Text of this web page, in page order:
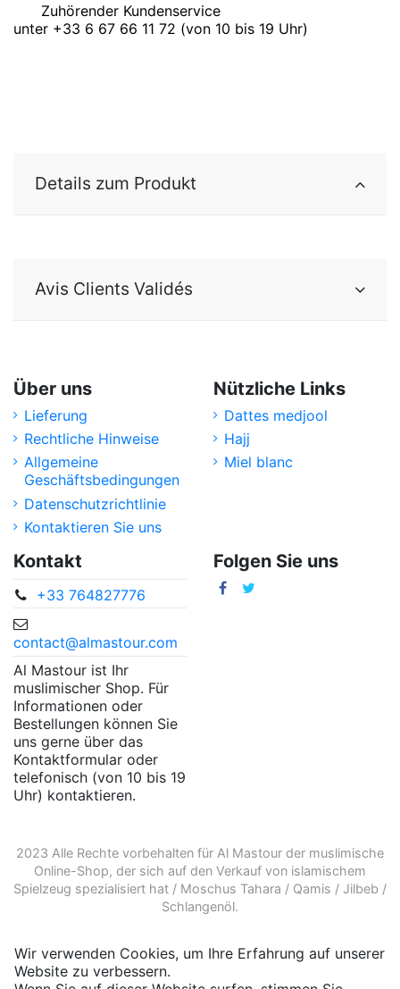
Zuhörender Kundenservice
unter +33 6 67 66 11 72 (von 10 bis 19 Uhr)
Details zum Produkt
Avis Clients Validés
Über uns
Lieferung
Rechtliche Hinweise
Allgemeine
Geschäftsbedingungen
Datenschutzrichtlinie
Kontaktieren Sie uns
Nützliche Links
Dattes medjool
Hajj
Miel blanc
Kontakt
+33 764827776
contact@almastour.com
Al Mastour ist Ihr
muslimischer Shop. Für
Informationen oder
Bestellungen können Sie
uns gerne über das
Kontaktformular oder
telefonisch (von 10 bis 19
Uhr) kontaktieren.
Folgen Sie uns
2023 Alle Rechte vorbehalten für Al Mastour der muslimische
Online-Shop, der sich auf den Verkauf von islamischem
Spielzeug spezialisiert hat / Moschus Tahara / Qamis / Jilbeb /
Schlangenöl.
Wir verwenden Cookies, um Ihre Erfahrung auf unserer
Website zu verbessern.